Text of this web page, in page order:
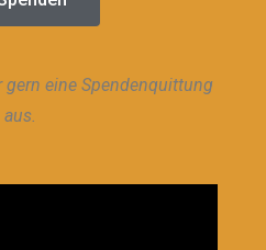
eine Spendenquittung
aus.